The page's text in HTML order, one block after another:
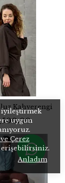
iyileştirmek
uygun
Çerez
erişebilirsiniz.
Anladım
Kahverengi